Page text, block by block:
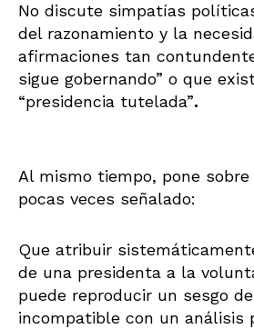
No discute simpatías
del razonamiento y la
afirmaciones tan
sigue gobernando” o que
“presidencia tutelada”.
Al mismo tiempo, pone
pocas veces señalado:
Que atribuir
de una presidenta a la
puede reproducir un sesgo
incompatible con un análisis